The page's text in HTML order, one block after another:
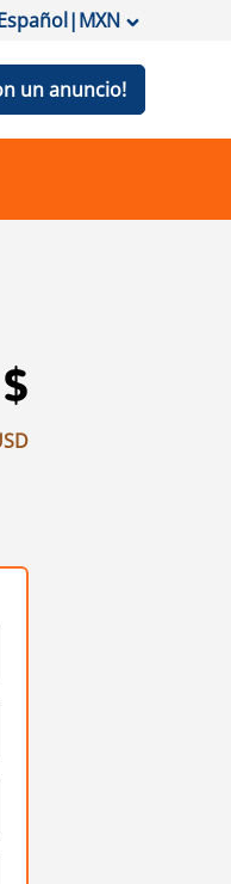
|MXN
un anuncio!